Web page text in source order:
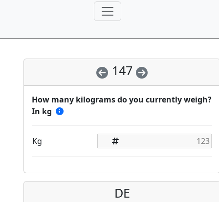
147
How many kilograms do you currently weigh?
In kg
Kg
DE